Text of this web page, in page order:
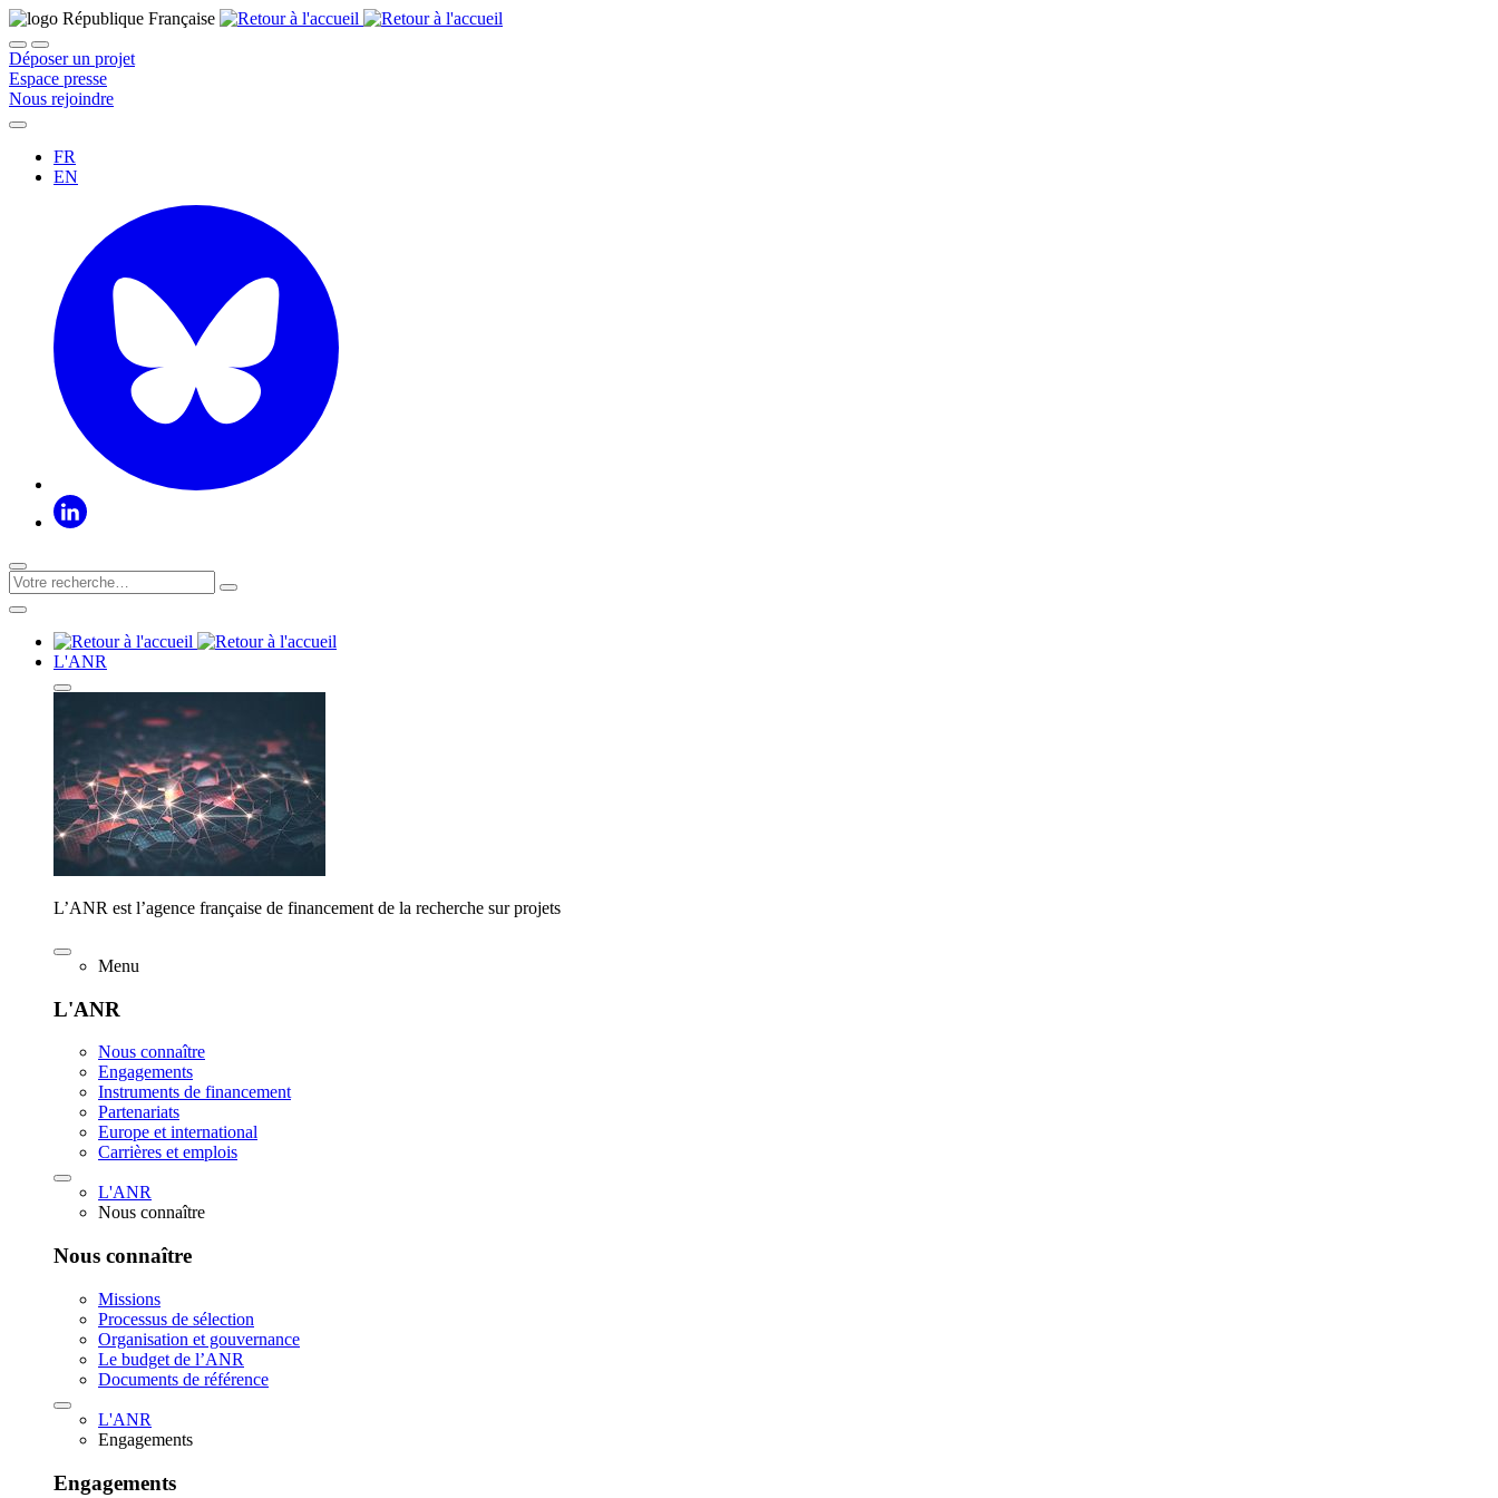
Déposer un projet
Espace presse
Nous rejoindre
FR
EN
L'ANR
L’ANR est l’agence française de financement de la recherche sur projets
Menu
L'ANR
Nous connaître
Engagements
Instruments de financement
Partenariats
Europe et international
Carrières et emplois
L'ANR
Nous connaître
Nous connaître
Missions
Processus de sélection
Organisation et gouvernance
Le budget de l’ANR
Documents de référence
L'ANR
Engagements
Engagements